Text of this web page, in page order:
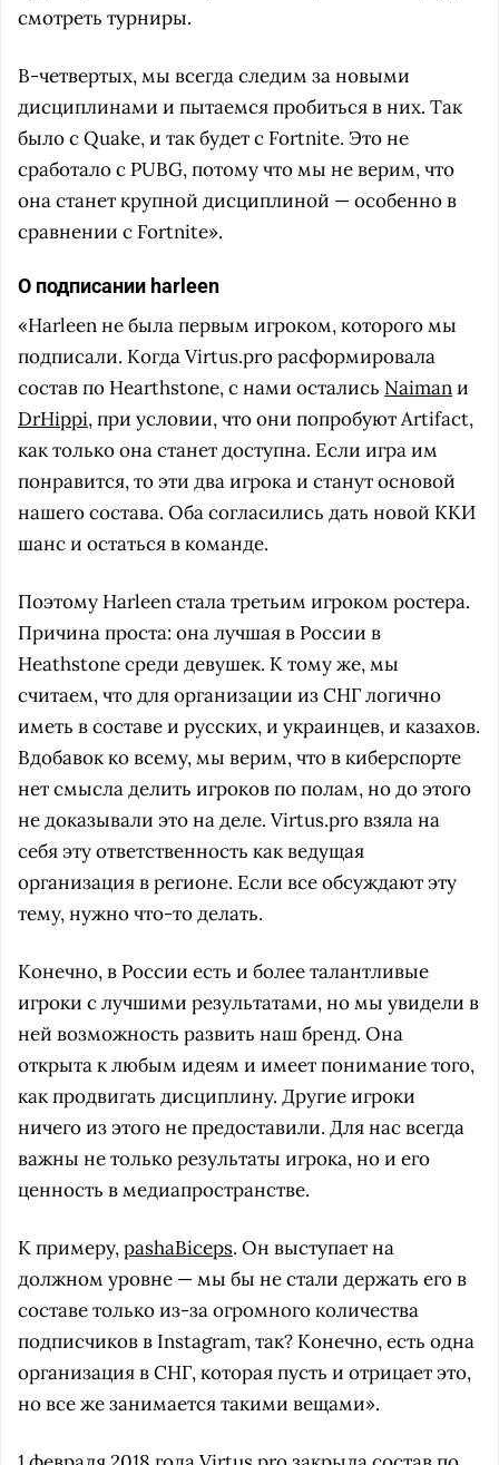
смотреть турниры.
В-четвертых, мы всегда следим за новыми
дисциплинами и пытаемся пробиться в них. Так
было с Quake, и так будет с Fortnite. Это не
сработало с PUBG, потому что мы не верим, что
она станет крупной дисциплиной — особенно в
сравнении с Fortnite».
О подписании harleen
«Harleen не была первым игроком, которого мы
подписали. Когда Virtus.pro расформировала
состав по Hearthstone, с нами остались Naimanи
DrHippi, при условии, что они попробуют Artifact,
как только она станет доступна. Если игра им
понравится, то эти два игрока и станут основой
нашего состава. Оба согласились дать новой ККИ
шанс и остаться в команде.
Поэтому Harleen стала третьим игроком ростера.
Причина проста: она лучшая в России в
Heathstone среди девушек. К тому же, мы
считаем, что для организации из СНГ логично
иметь в составе и русских, и украинцев, и казахов.
Вдобавок ко всему, мы верим, что в киберспорте
нет смысла делить игроков по полам, но до этого
не доказывали это на деле. Virtus.pro взяла на
себя эту ответственность как ведущая
организация в регионе. Если все обсуждают эту
тему, нужно что-то делать.
Конечно, в России есть и более талантливые
игроки с лучшими результатами, но мы увидели в
ней возможность развить наш бренд. Она
открыта к любым идеям и имеет понимание того,
как продвигать дисциплину. Другие игроки
ничего из этого не предоставили. Для нас всегда
важны не только результаты игрока, но и его
ценность в медиапространстве.
К примеру,pashaBiceps. Он выступает на
должном уровне — мы бы не стали держать его в
составе только из-за огромного количества
подписчиков в Instagram, так? Конечно, есть одна
организация в СНГ, которая пусть и отрицает это,
но все же занимается такими вещами».